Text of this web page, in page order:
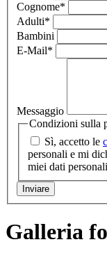
Cognome*
Adulti*
Bambini
E-Mail*
Messaggio
Condizioni sulla
Sì, accetto le
personali e mi
miei dati
Galleria